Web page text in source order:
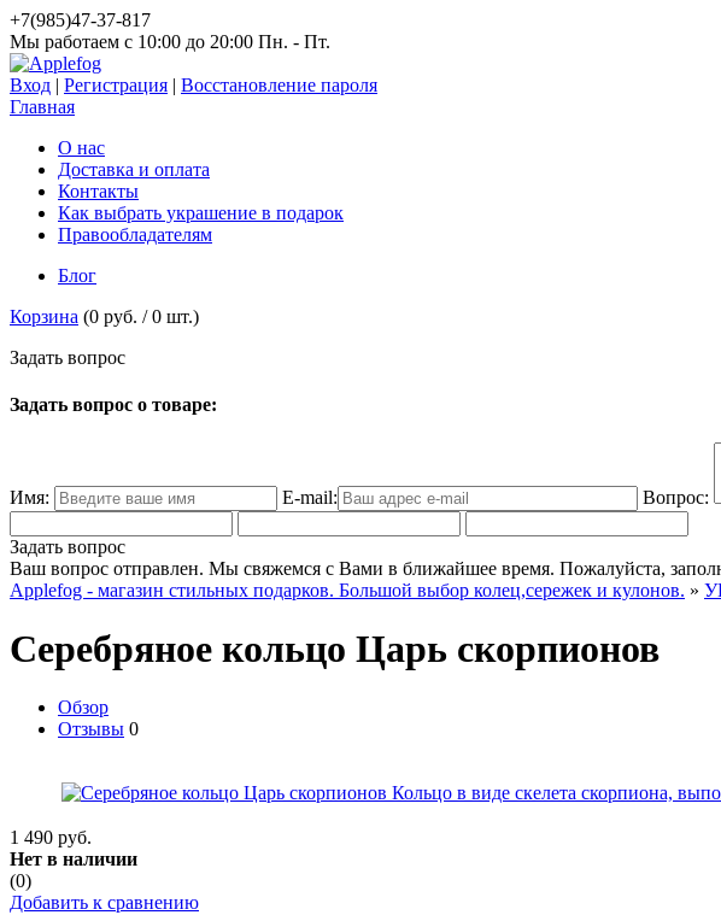
+7(985)47-37-817
Мы работаем c 10:00 до 20:00 Пн. - Пт.
Вход | Регистрация | Восстановление пароля
Главная
О нас
Доставка и оплата
Контакты
Как выбрать украшение в подарок
Правообладателям
Блог
Корзина (0 руб. /0 шт.)
Задать вопрос
Задать вопрос о товаре:
Имя: E-mail: Вопрос:
Задать вопрос
Ваш вопрос отправлен. Мы свяжемся с Вами в ближайшее время. Пожалуйста,
Applefog - магазин стильных подарков. Большой выбор колец,сережек и кулонов. »
Серебряное кольцо Царь скорпионов
Обзор
Отзывы 0
1 490 руб.
Нет в наличии
(0)
Добавить к сравнению